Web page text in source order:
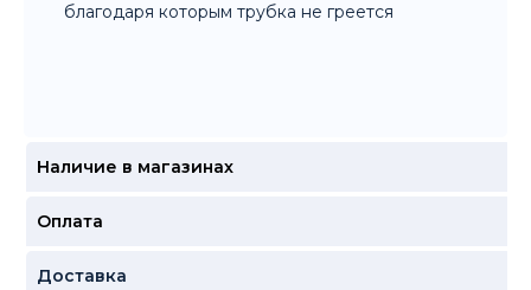
благодаря которым трубка не греется
Наличие в магазинах
Оплата
Доставка